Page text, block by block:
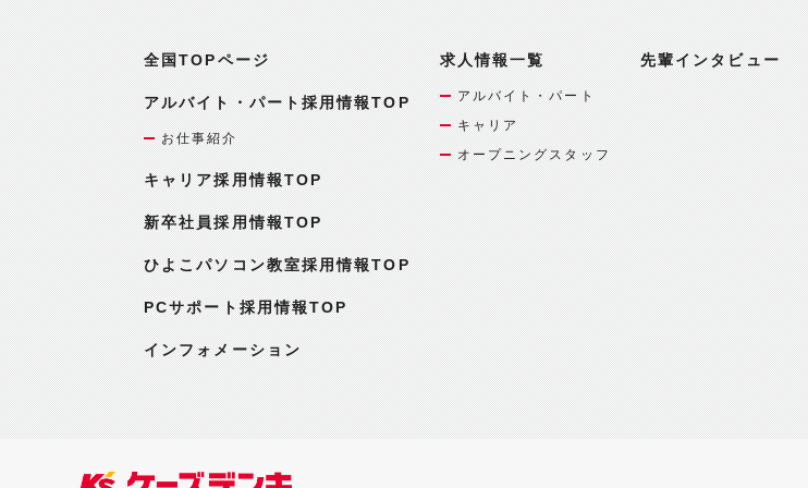
全国TOPページ
アルバイト・パート採用情報TOP
お仕事紹介
キャリア採用情報TOP
新卒社員採用情報TOP
ひよこパソコン教室採用情報TOP
PCサポート採用情報TOP
インフォメーション
求人情報一覧
アルバイト・パート
キャリア
オープニングスタッフ
先輩インタビュー